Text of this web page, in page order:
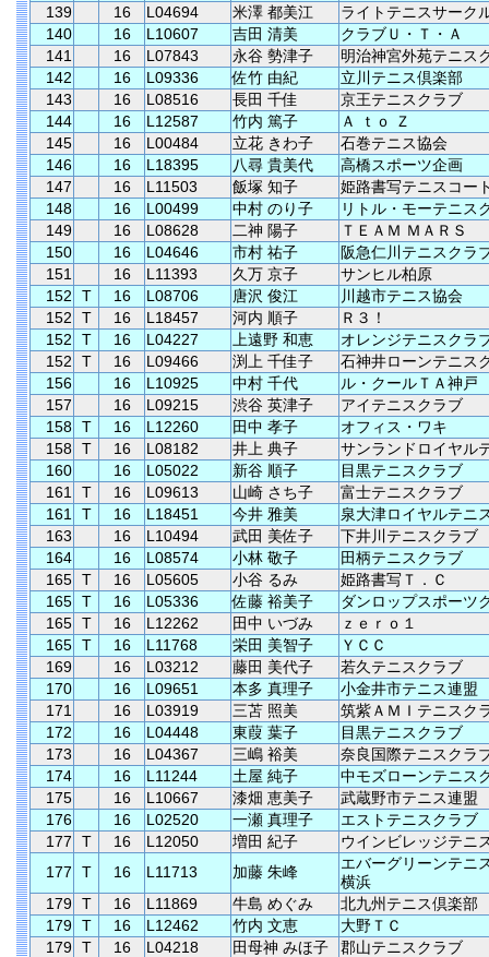
139 16 L04694 米澤 都美江
ライトテニスサーク
140
16 L10607 吉田 清美
クラブＵ・Ｔ・Ａ
141
16 L07843 永谷 勢津子
明治神宮外苑テニス
142
16 L09336 佐竹 由紀
立川テニス倶楽部
143
16 L08516 長田 千佳
京王テニスクラブ
144
16 L12587 竹内 篤子
Ａ ｔｏ Ｚ
145
16 L00484 立花 きわ子
石巻テニス協会
146
16 L18395 八尋 貴美代
高橋スポーツ企画
147
16 L11503 飯塚 知子
姫路書写テニスコー
148
16 L00499 中村 のり子
リトル・モーテニス
149
16 L08628 二神 陽子
ＴＥＡＭ ＭＡＲＳ
150
16 L04646 市村 祐子
阪急仁川テニスクラ
151
16 L11393 久万 京子
サンヒル柏原
152
T 16 L08706 唐沢 俊江
川越市テニス協会
152
T 16 L18457 河内 順子
Ｒ３！
152
T 16 L04227 上遠野 和恵
オレンジテニスクラ
152
T 16 L09466 渕上 千佳子
石神井ローンテニス
156
16 L10925 中村 千代
ル・クールＴＡ神戸
157
16 L09215 渋谷 英津子
アイテニスクラブ
158 T 16 L12260 田中 孝子
オフィス・ワキ
158 T 16 L08182 井上 典子
サンランドロイヤル
160
16 L05022 新谷 順子
目黒テニスクラブ
161
T 16 L09613 山崎 さち子
富士テニスクラブ
161
T 16 L18451 今井 雅美
泉大津ロイヤルテニ
163
16 L10494 武田 美佐子
下井川テニスクラブ
164
16 L08574 小林 敬子
田柄テニスクラブ
165 T 16 L05605 小谷 るみ
姫路書写Ｔ．Ｃ
165 T 16 L05336 佐藤 裕美子
ダンロップスポーツ
165 T 16 L12262 田中 いづみ
ｚｅｒｏ１
165 T 16 L11768 栄田 美智子
ＹＣＣ
169
16 L03212 藤田 美代子
若久テニスクラブ
170
16 L09651 本多 真理子
小金井市テニス連盟
171
16 L03919 三苫 照美
筑紫ＡＭＩテニスク
172
16 L04448 東葭 葉子
目黒テニスクラブ
173
16 L04367 三嶋 裕美
奈良国際テニスクラ
174
16 L11244 土屋 純子
中モズローンテニス
175
16 L10667 漆畑 恵美子
武蔵野市テニス連盟
176
16 L02520 一瀬 真理子
エストテニスクラブ
177
T 16 L12050 増田 紀子
ウインビレッジテニ
177
T 16 L11713 加藤 朱峰
エバーグリーンテニ
横浜
179 T 16 L11869 牛島 めぐみ
北九州テニス倶楽部
179 T 16 L12462 竹内 文恵
大野ＴＣ
179 T 16 L04218 田母神 みほ子
郡山テニスクラブ